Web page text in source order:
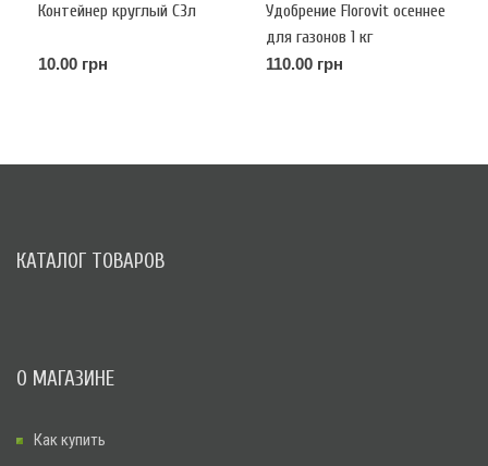
Контейнер круглый С3л
10.00 грн
Удобрение Florovit осеннее
для газонов 1 кг
110.00 грн
КАТАЛОГ ТОВАРОВ
О МАГАЗИНЕ
Как купить